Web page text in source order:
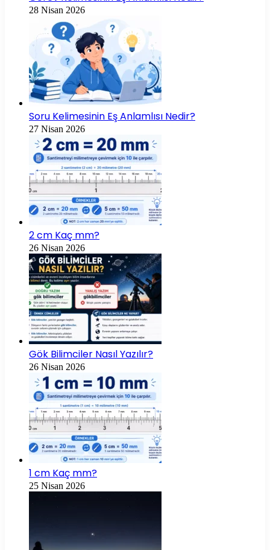
28 Nisan 2026
Soru Kelimesinin Eş Anlamlısı Nedir?
27 Nisan 2026
2 cm Kaç mm?
26 Nisan 2026
Gök Bilimciler Nasıl Yazılır?
26 Nisan 2026
1 cm Kaç mm?
25 Nisan 2026